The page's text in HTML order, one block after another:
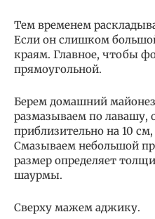
Тем временем
Если он слишком
краям. Главное, чтобы
прямоугольной.
Берем домашний
размазываем по лавашу,
приблизительно на 10
Смазываем небольшой
размер определяет
шаурмы.
Сверху мажем аджику.